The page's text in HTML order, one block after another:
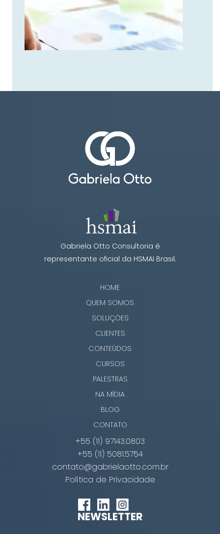
Gabriela Otto Consultoria é
representante oficial da HSMAI Brasil.
HOME
QUEM SOMOS
SOLUÇÕES
CLIENTES
CONTEÚDOS
CURSOS
PALESTRAS
NA MÍDIA
BLOG
CONTATO
+55 (11) 97143.0803
+55 (11) 5081.5754
contato@gabrielaotto.com.br
Política de Privacidade
NEWSLETTER